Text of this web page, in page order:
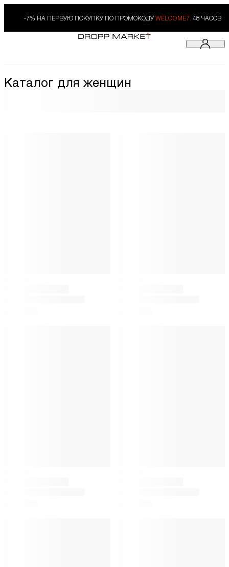
-7% НА ПЕРВУЮ ПОКУПКУ ПО ПРОМОКОДУ WELCOME7. 48 ЧАСОВ
Каталог для женщин